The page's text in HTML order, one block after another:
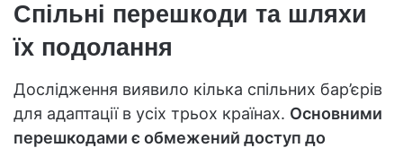
Спільні перешкоди та шляхи
їх подолання
Дослідження виявило кілька спільних бар’єрів
для адаптації в усіх трьох країнах. Основними
перешкодами є обмежений доступ до